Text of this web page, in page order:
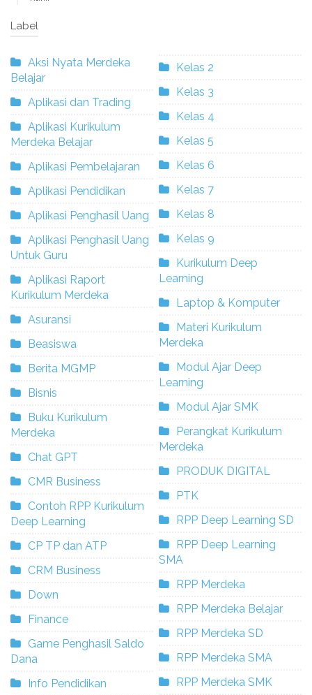
Label
Aksi Nyata Merdeka
Belajar
Aplikasi dan Trading
Aplikasi Kurikulum
Merdeka Belajar
Aplikasi Pembelajaran
Aplikasi Pendidikan
Aplikasi Penghasil Uang
Aplikasi Penghasil Uang
Untuk Guru
Aplikasi Raport
Kurikulum Merdeka
Asuransi
Beasiswa
Berita MGMP
Bisnis
Buku Kurikulum
Merdeka
Chat GPT
CMR Business
Contoh RPP Kurikulum
Deep Learning
CP TP dan ATP
CRM Business
Down
Finance
Game Penghasil Saldo
Dana
Info Pendidikan
Kelas 2
Kelas 3
Kelas 4
Kelas 5
Kelas 6
Kelas 7
Kelas 8
Kelas 9
Kurikulum Deep
Learning
Laptop & Komputer
Materi Kurikulum
Merdeka
Modul Ajar Deep
Learning
Modul Ajar SMK
Perangkat Kurikulum
Merdeka
PRODUK DIGITAL
PTK
RPP Deep Learning SD
RPP Deep Learning
SMA
RPP Merdeka
RPP Merdeka Belajar
RPP Merdeka SD
RPP Merdeka SMA
RPP Merdeka SMK